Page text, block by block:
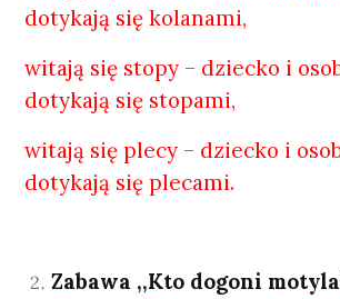
dotykają się kolanami,
witają się stopy – dziecko i
dotykają się stopami,
witają się plecy – dziecko i
dotykają się plecami.
Zabawa ,,Kto dogoni